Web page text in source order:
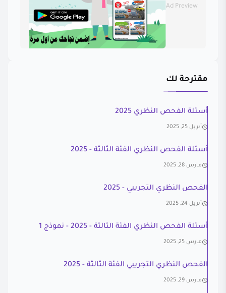
Ad Preview
مقترحة لك
أسئلة الفحص النظري 2025
أبريل 25, 2025
أسئلة الفحص النظري الفئة الثالثة - 2025
مارس 28, 2025
الفحص النظري التجريبي - 2025
أبريل 24, 2025
أسئلة الفحص النظري الفئة الثالثة - 2025 - نموذج 1
مارس 25, 2025
الفحص النظري التجريبي الفئة الثالثة - 2025
مارس 29, 2025